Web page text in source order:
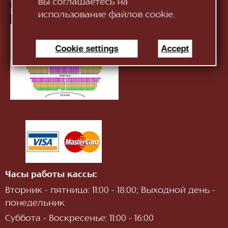
вы соглашаетесь на
использование файлов cookie.
Cookie settings Accept
Информация:infotnob2@gmail.com
Часы работы кассы:
Вторник - пятница: 11:00 - 18:00; Выходной день -
понедельник
Суббота - Воскресенье: 11:00 - 16:00